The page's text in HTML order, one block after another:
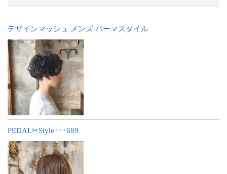
デザインマッシュ メンズ パーマスタイル
PEDAL✂︎Style･･･689